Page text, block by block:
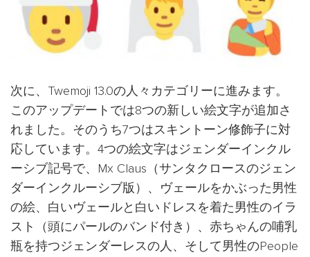
次に、Twemoji 13.0の人々カテゴリーに進みます。
このアップデートでは8つの新しい絵文字が追加さ
れました。そのうち7つはスキントーン修飾子に対
応しています。4つの絵文字はジェンダーインクル
ーシブ記号で、Mx Claus（サンタクロースのジェン
ダーインクルーシブ版）、ヴェールをかぶった男性
の絵、白いヴェールと白いドレスを着た男性のイラ
スト（頭にパールのバンド付き）、赤ちゃんの哺乳
瓶を持つジェンダーレスの人、そして男性のPeople